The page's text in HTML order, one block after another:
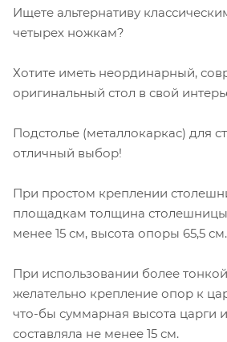
Ищете альтернативу
четырех ножкам?
Хотите иметь неординарный,
оригинальный стол в свой
Подстолье (металлокаркас) для
отличный выбор!
При простом креплении
площадкам толщина
менее 15 см, высота опоры 65,5 см.
При использовании более
желательно крепление опор к
что-бы суммарная высота царги
составляла не менее 15 см.